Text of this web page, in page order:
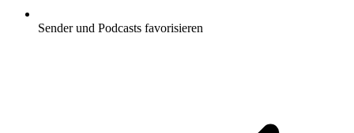
Sender und Podcasts favorisieren